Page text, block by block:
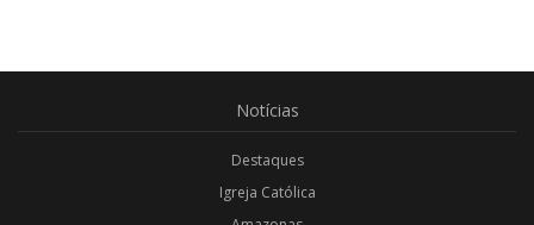
Notícias
Destaques
Igreja Católica